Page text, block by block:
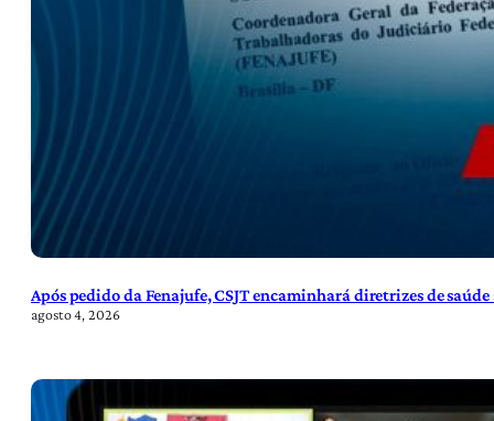
Após pedido da Fenajufe, CSJT encaminhará diretrizes de
agosto 4, 2026